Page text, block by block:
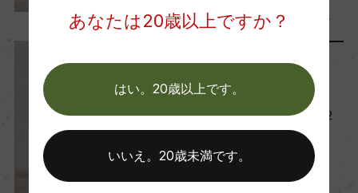
ー
Wine Spectator 得点
醗酵・熟成
醗酵：7日間マセラシオン後、ステンレスタンクに
ワイン テイスティング …
リリース情報
美しい古木の表現を飲む―ク
ロ・デ・フより「イタタ 202
3」新発売
2026年5月29日
あなたは20歳以上ですか？
はい。20歳以上です。
いいえ。20歳未満です。